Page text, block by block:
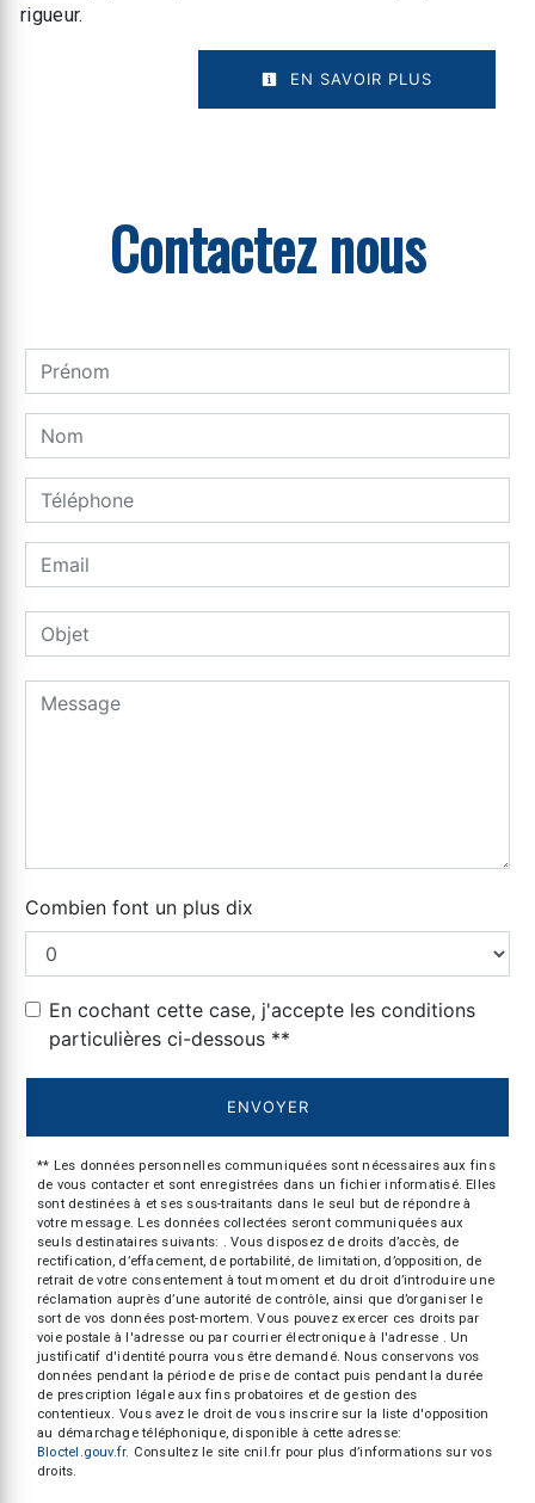
rigueur.
EN SAVOIR PLUS
Contactez nous
Combien font un plus dix
En cochant cette case, j'accepte les conditions
particulières ci-dessous **
ENVOYER
** Les données personnelles communiquées sont nécessaires aux fins
de vous contacter et sont enregistrées dans un fichier informatisé. Elles
sont destinées à et ses sous-traitants dans le seul but de répondre à
votre message. Les données collectées seront communiquées aux
seuls destinataires suivants: . Vous disposez de droits d’accès, de
rectification, d’effacement, de portabilité, de limitation, d’opposition, de
retrait de votre consentement à tout moment et du droit d’introduire une
réclamation auprès d’une autorité de contrôle, ainsi que d’organiser le
sort de vos données post-mortem. Vous pouvez exercer ces droits par
voie postale à l'adresse ou par courrier électronique à l'adresse . Un
justificatif d'identité pourra vous être demandé. Nous conservons vos
données pendant la période de prise de contact puis pendant la durée
de prescription légale aux fins probatoires et de gestion des
contentieux. Vous avez le droit de vous inscrire sur la liste d'opposition
au démarchage téléphonique, disponible à cette adresse:
Bloctel.gouv.fr. Consultez le site cnil.fr pour plus d’informations sur vos
droits.